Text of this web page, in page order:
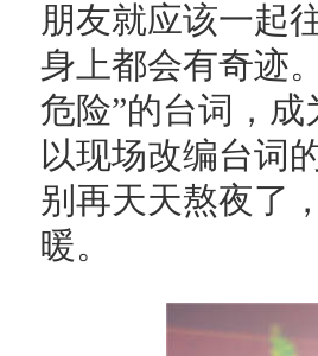
朋友就应该一起
身上都会有奇迹
危险”的台词，
以现场改编台词
别再天天熬夜了
暖。